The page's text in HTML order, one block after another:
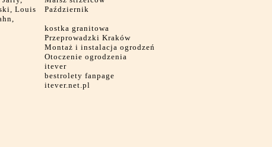
Louis
Październik
kostka granitowa
Przeprowadzki Kraków
Montaż i instalacja ogrodzeń
Otoczenie ogrodzenia
itever
bestrolety fanpage
itever.net.pl